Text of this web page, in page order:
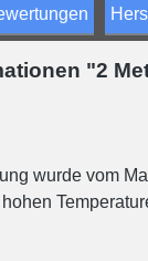
"2
wurde vom